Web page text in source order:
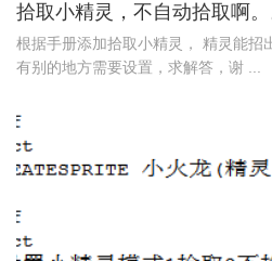
拾取小精灵，不自动拾取啊。
根据手册添加拾取小精灵， 精灵能招
有别的地方需要设置，求解答，谢 ...